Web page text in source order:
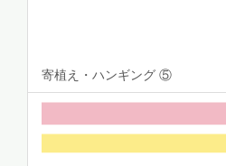
寄植え・ハンギング ⑤